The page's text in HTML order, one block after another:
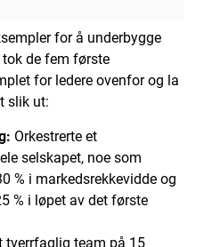
for å underbygge
de fem første
for ledere ovenfor og la
slik ut:
Orkestrerte et
selskapet, noe som
% i markedsrekkevidde og
% i løpet av det første
tverrfaglig team på 15